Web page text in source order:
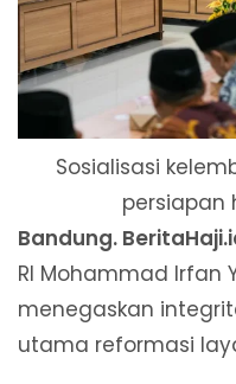
Sosialisasi
persiapan
Bandung.
RI Mohammad Irfan
menegaskan
utama reformasi